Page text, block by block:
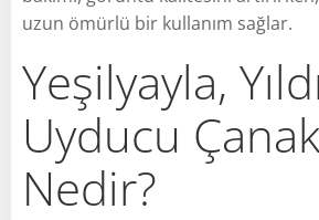
uzun ömürlü bir kullanım sağlar.
Yeşilyayla,
Uyducu
Nedir?